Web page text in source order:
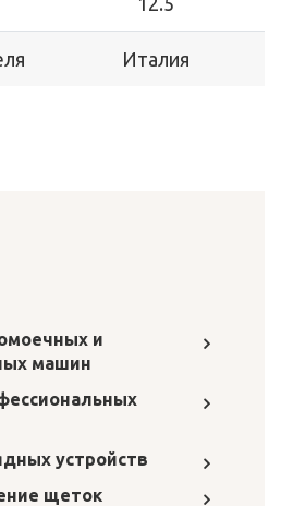
Италия
и
машин
устройств
щеток